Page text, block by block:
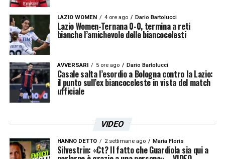
lui e viceversa».
LA PLAYLIST DELLE NOSTRE TOP NEWS
LAZIO WOMEN 4 ore ago Dario Bartolucci
Lazio Women-Ternana 0-0, termina a reti
bianche l’amichevole delle biancocelesti
AVVERSARI 5 ore ago Dario Bartolucci
Casale salta l’esordio a Bologna contro la Lazio:
il punto sull’ex biancoceleste in vista del match
ufficiale
VIDEO
HANNO DETTO 2 settimane ago Maria Floris
Silvestrin: «Ct? Il fatto che Guardiola sia qui a